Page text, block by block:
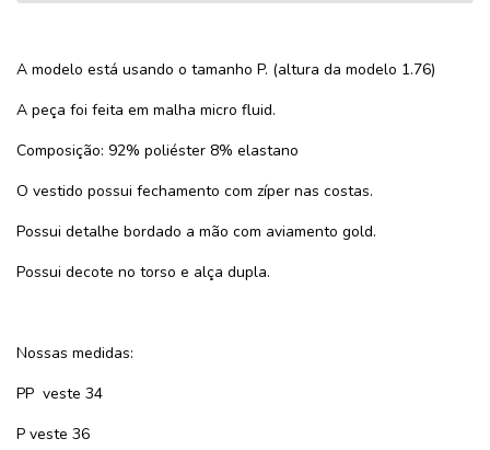
A modelo está usando o tamanho P. (altura da modelo 1.76)
A peça foi feita em malha micro fluid.
Composição: 92% poliéster 8% elastano
O vestido possui fechamento com zíper nas costas.
Possui detalhe bordado a mão com aviamento gold.
Possui decote no torso e alça dupla.
Nossas medidas:
PP veste 34
P veste 36